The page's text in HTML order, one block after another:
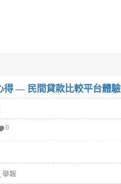
得 — 民間貸款比較平台體驗
0
舉報